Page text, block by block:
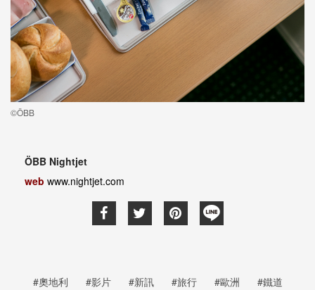
©ÖBB
ÖBB Nightjet
web www.nightjet.com
#奧地利 #影片 #新訊 #旅行 #歐洲 #鐵道